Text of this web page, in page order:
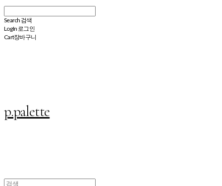
Search 검색
Log In 로그인
Cart장바구니
p.palette